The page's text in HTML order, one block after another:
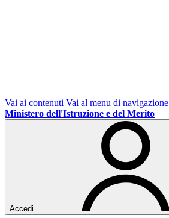
Vai ai contenuti Vai al menu di navigazione
Ministero dell'Istruzione e del Merito
Accedi